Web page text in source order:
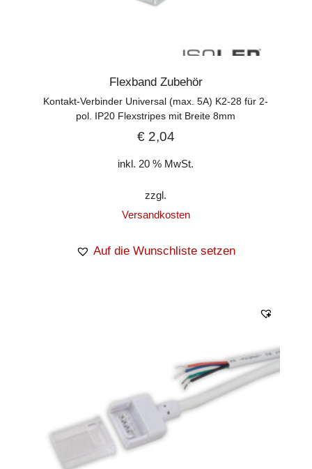
Flexband Zubehör
Kontakt-Verbinder Universal (max. 5A) K2-28 für 2-
pol. IP20 Flexstripes mit Breite 8mm
€2,04
inkl. 20 % MwSt.
zzgl.
Versandkosten
Auf die Wunschliste setzen